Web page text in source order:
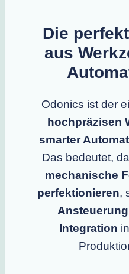
Die
aus
Odonics ist der
hochpräzisen
smarter
Das bedeutet,
mechanische
perfektionieren,
Integration